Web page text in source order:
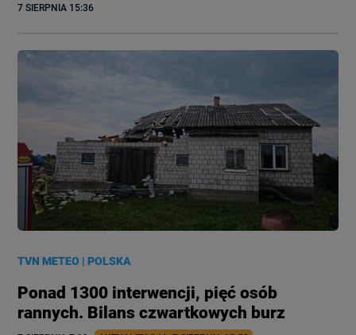
7 SIERPNIA 15:36
TVN METEO |POLSKA
Ponad 1300 interwencji, pięć osób
rannych. Bilans czwartkowych burz